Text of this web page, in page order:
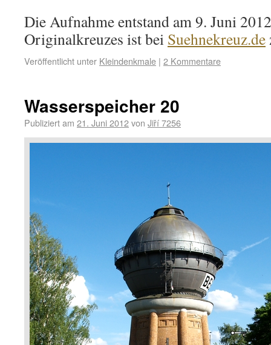
Die Aufnahme entstand am 9. Juni
Originalkreuzes ist bei Suehnekreuz.de
Veröffentlicht unter Kleindenkmale | 2 Kommentare
Wasserspeicher 20
Publiziert am 21. Juni 2012von Jiří 7256